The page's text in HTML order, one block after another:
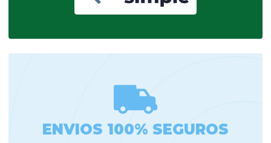
ENVIOS 100% SEGUROS